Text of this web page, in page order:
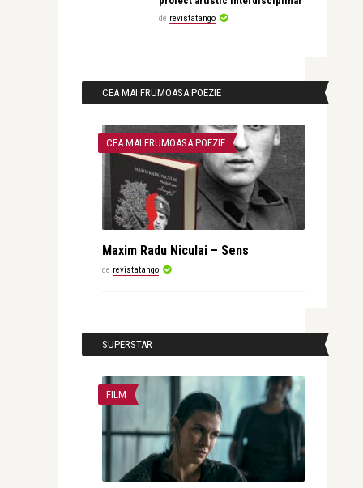
de revistatango
CEA MAI FRUMOASA POEZIE
CEA MAI FRUMOASA POEZIE
Maxim Radu Niculai – Sens
de revistatango
SUPERSTAR
FILM